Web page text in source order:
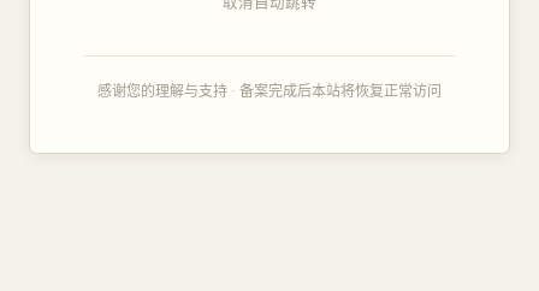
感谢您的理解与支持 · 备案完成后本站将恢复正常访问